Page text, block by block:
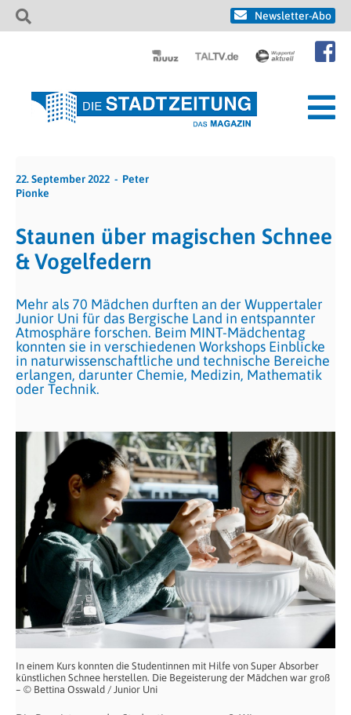
Newsletter-Abo
22. September 2022
Peter
Pionke
Staunen über magischen Schnee
& Vogelfedern
Mehr als 70 Mädchen durften an der Wuppertaler
Junior Uni für das Bergische Land in entspannter
Atmosphäre forschen. Beim MINT-Mädchentag
konnten sie in verschiedenen Workshops Einblicke
in naturwissenschaftliche und technische Bereiche
erlangen, darunter Chemie, Medizin, Mathematik
oder Technik.
In einem Kurs konnten die Studentinnen mit Hilfe von Super Absorber
künstlichen Schnee herstellen. Die Begeisterung der Mädchen war groß
– © Bettina Osswald / Junior Uni